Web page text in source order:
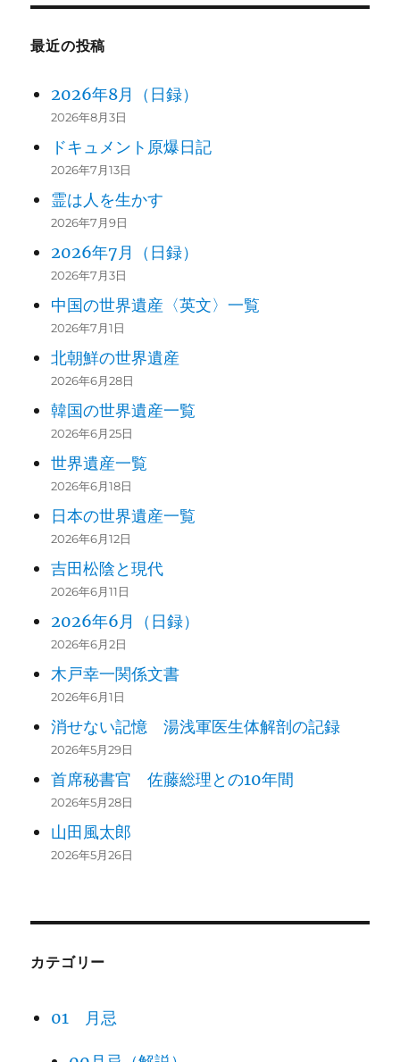
最近の投稿
2026年8月（日録）
2026年8月3日
ドキュメント原爆日記
2026年7月13日
霊は人を生かす
2026年7月9日
2026年7月（日録）
2026年7月3日
中国の世界遺産〈英文〉一覧
2026年7月1日
北朝鮮の世界遺産
2026年6月28日
韓国の世界遺産一覧
2026年6月25日
世界遺産一覧
2026年6月18日
日本の世界遺産一覧
2026年6月12日
吉田松陰と現代
2026年6月11日
2026年6月（日録）
2026年6月2日
木戸幸一関係文書
2026年6月1日
消せない記憶 湯浅軍医生体解剖の記録
2026年5月29日
首席秘書官 佐藤総理との10年間
2026年5月28日
山田風太郎
2026年5月26日
カテゴリー
01 月忌